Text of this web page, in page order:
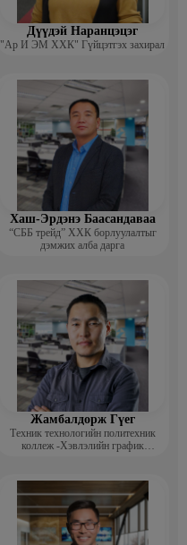
Дүүдэй Наранцэцэг
"Ар И ЭМ ХХК" Гүйцэтгэх захирал
Хаш-Эрдэнэ Баасандаваа
“СББ трейд” ХХК борлуулалтыг
дэмжих алба дарга
Жамбалдорж Гүег
Техник технологийн политехник
коллеж -Хэвлэлийн график